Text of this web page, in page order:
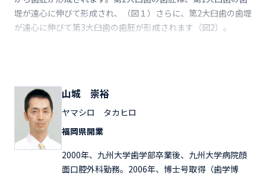
堤が遠心に伸びて形成され、（図１）さらに、第2大臼歯の歯堤
が遠心に伸びて第3大臼歯の歯胚が形成されます（図2）。
山城 崇裕
ヤマシロ タカヒロ
福岡県開業
2000年、九州大学歯学部卒業後、九州大学病院顔
面口腔外科勤務。2006年、博士号取得（歯学博